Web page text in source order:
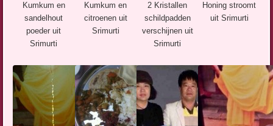
Kumkum en
sandelhout
poeder uit
Srimurti
Kumkum en
citroenen uit
Srimurti
2 Kristallen
schildpadden
verschijnen uit
Srimurti
Honing stroomt
uit Srimurti